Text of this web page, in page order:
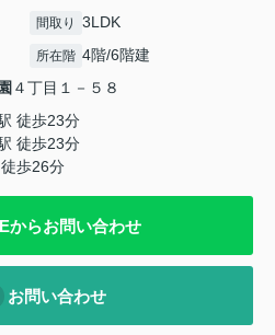
間取り 3LDK
所在階 4階/6階建
４丁目１－５８
徒歩23分
徒歩23分
徒歩26分
からお問い合わせ
お問い合わせ